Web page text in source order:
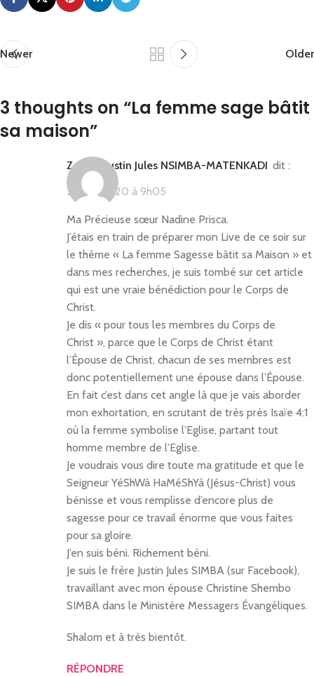
Newer Older
3 thoughts on “La femme sage bâtit
sa maison”
Zoulou Justin Jules NSIMBA-MATENKADI dit :
25 juin 2020 à 9h05
Ma Précieuse sœur Nadine Prisca.
J’étais en train de préparer mon Live de ce soir sur
le thème « La femme Sagesse bâtit sa Maison » et
dans mes recherches, je suis tombé sur cet article
qui est une vraie bénédiction pour le Corps de
Christ.
Je dis « pour tous les membres du Corps de
Christ », parce que le Corps de Christ étant
l’Épouse de Christ, chacun de ses membres est
donc potentiellement une épouse dans l’Épouse.
En fait c’est dans cet angle là que je vais aborder
mon exhortation, en scrutant de très près Isaïe 4:1
où la femme symbolise l’Eglise, partant tout
homme membre de l’Eglise.
Je voudrais vous dire toute ma gratitude et que le
Seigneur YéShWà HaMéShYà (Jésus-Christ) vous
bénisse et vous remplisse d’encore plus de
sagesse pour ce travail énorme que vous faites
pour sa gloire.
J’en suis béni. Richement béni.
Je suis le frère Justin Jules SIMBA (sur Facebook),
travaillant avec mon épouse Christine Shembo
SIMBA dans le Ministère Messagers Évangéliques.
Shalom et à très bientôt.
RÉPONDRE